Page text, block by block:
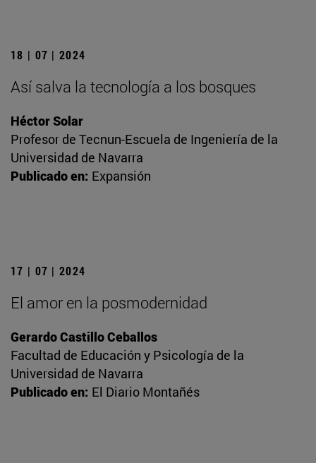
18 | 07 | 2024
Así salva la tecnología a los bosques
Héctor Solar
Profesor de Tecnun-Escuela de Ingeniería de la
Universidad de Navarra
Publicado en: Expansión
17 | 07 | 2024
El amor en la posmodernidad
Gerardo Castillo Ceballos
Facultad de Educación y Psicología de la
Universidad de Navarra
Publicado en: El Diario Montañés